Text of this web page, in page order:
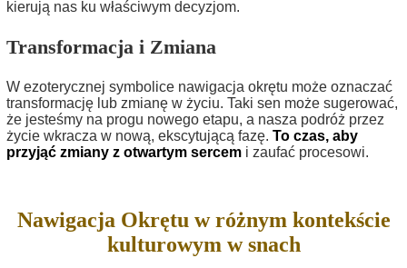
kierują nas ku właściwym decyzjom.
Transformacja i Zmiana
W ezoterycznej symbolice nawigacja okrętu może oznaczać
transformację lub zmianę w życiu. Taki sen może sugerować,
że jesteśmy na progu nowego etapu, a nasza podróż przez
życie wkracza w nową, ekscytującą fazę. To czas, aby
przyjąć zmiany z otwartym sercem i zaufać procesowi.
Nawigacja Okrętu w różnym kontekście
kulturowym w snach